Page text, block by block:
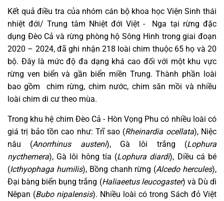
Kết quả điều tra của nhóm cán bộ khoa học Viện Sinh thái
nhiệt đới/ Trung tâm Nhiệt đới Việt - Nga tại rừng đặc
dụng Đèo Cả và rừng phòng hộ Sông Hinh trong giai đoạn
2020 – 2024, đã ghi nhận 218 loài chim thuộc 65 họ và 20
bộ. Đây là mức độ đa dạng khá cao đối với một khu vực
rừng ven biển và gần biển miền Trung. Thành phần loài
bao gồm chim rừng, chim nước, chim săn mồi và nhiều
loài chim di cư theo mùa.
Trong khu hệ chim Đèo Cả - Hòn Vọng Phu có nhiều loài có
giá trị bảo tồn cao như: Trĩ sao (Rheinardia ocellata), Niệc
nâu (Anorrhinus austeni), Gà lôi trắng (Lophura
nycthemera), Gà lôi hông tía (Lophura diardi), Diều cá bé
(Icthyophaga humilis), Bồng chanh rừng (Alcedo hercules),
Đại bàng biển bụng trắng (Haliaeetus leucogaster) và Dù dì
Nêpan (Bubo nipalensis). Nhiều loài có trong Sách đỏ Việt